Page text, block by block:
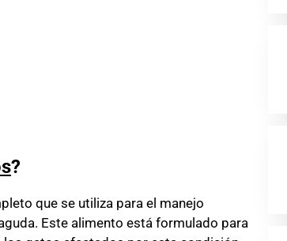
?
que se utiliza para el manejo
Este alimento está formulado para